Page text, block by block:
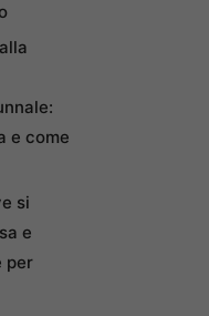
e come
si
e
per